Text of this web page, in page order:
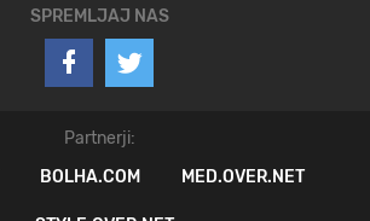
SPREMLJAJ NAS
Partnerji:
BOLHA.COM MED.OVER.NET